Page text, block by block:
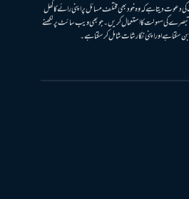
دعوت دیتا ہے کہ وہ خود بھی مختلف مسائل پر اپنی رائے کا کھل
تبصرے کی سہولت کا استعمال کریں۔ جو بھی ویب سائٹ پر لکھنے
بن سکتا ہے اور اپنی نگارشات شامل کرسکتا ہے۔